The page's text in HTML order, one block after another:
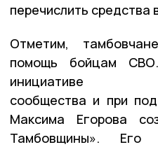
перечислить
Отметим,
помощь бойцам
инициативе
сообщества и при
Максима Егорова
Тамбовщины».